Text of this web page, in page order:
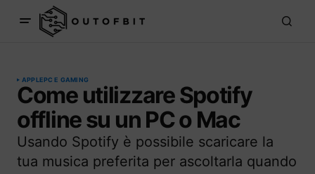
APPLEPC E GAMING
Come utilizzare Spotify
offline su un PC o Mac
Usando Spotify è possibile scaricare la
tua musica preferita per ascoltarla quando